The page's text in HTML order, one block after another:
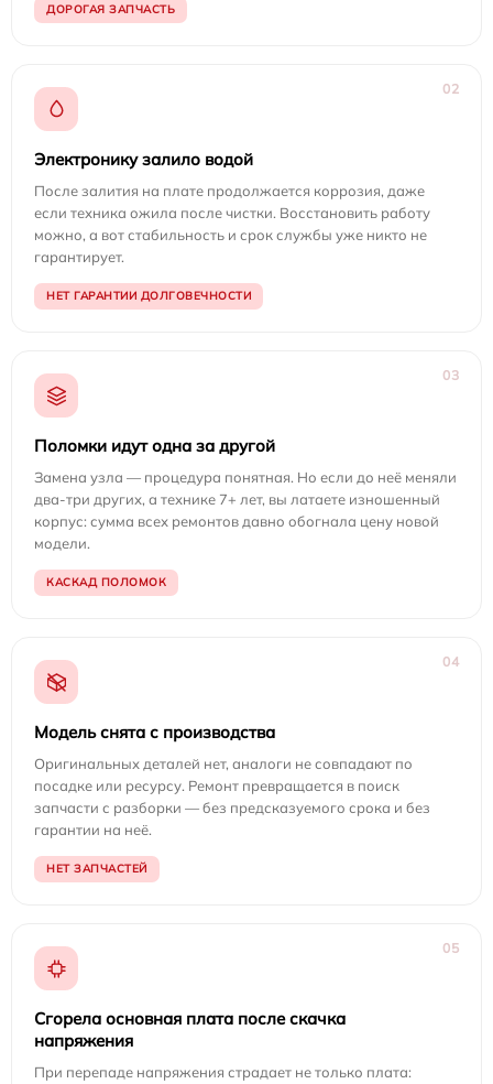
ДОРОГАЯ ЗАПЧАСТЬ
02
Электронику залило водой
После залития на плате продолжается коррозия, даже
если техника ожила после чистки. Восстановить работу
можно, а вот стабильность и срок службы уже никто не
гарантирует.
НЕТ ГАРАНТИИ ДОЛГОВЕЧНОСТИ
03
Поломки идут одна за другой
Замена узла — процедура понятная. Но если до неё меняли
два-три других, а технике 7+ лет, вы латаете изношенный
корпус: сумма всех ремонтов давно обогнала цену новой
модели.
КАСКАД ПОЛОМОК
04
Модель снята с производства
Оригинальных деталей нет, аналоги не совпадают по
посадке или ресурсу. Ремонт превращается в поиск
запчасти с разборки — без предсказуемого срока и без
гарантии на неё.
НЕТ ЗАПЧАСТЕЙ
05
Сгорела основная плата после скачка
напряжения
При перепаде напряжения страдает не только плата: